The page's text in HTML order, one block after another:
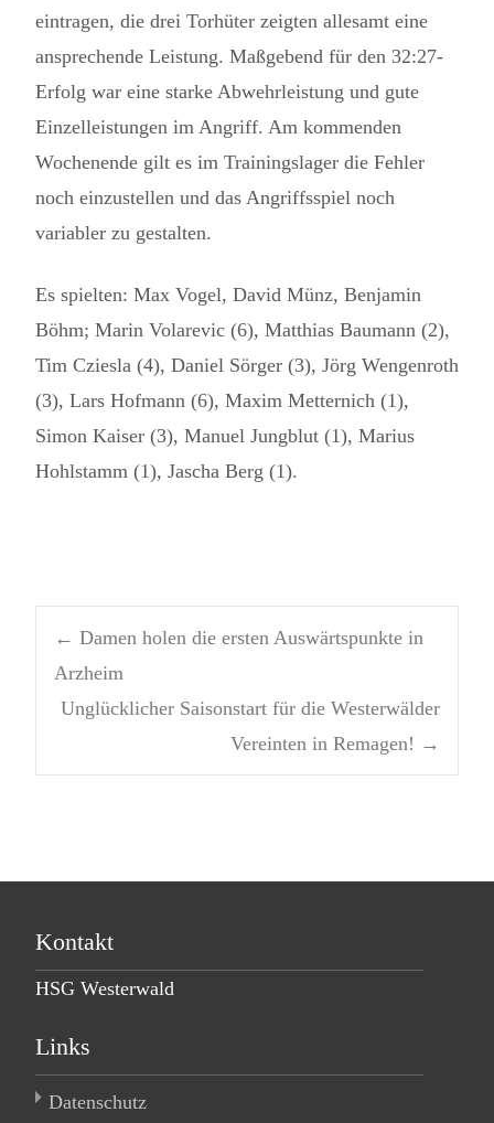
eintragen, die drei Torhüter zeigten allesamt eine
ansprechende Leistung. Maßgebend für den 32:27-
Erfolg war eine starke Abwehrleistung und gute
Einzelleistungen im Angriff. Am kommenden
Wochenende gilt es im Trainingslager die Fehler
noch einzustellen und das Angriffsspiel noch
variabler zu gestalten.
Es spielten: Max Vogel, David Münz, Benjamin
Böhm; Marin Volarevic (6), Matthias Baumann (2),
Tim Cziesla (4), Daniel Sörger (3), Jörg Wengenroth
(3), Lars Hofmann (6), Maxim Metternich (1),
Simon Kaiser (3), Manuel Jungblut (1), Marius
Hohlstamm (1), Jascha Berg (1).
Post navigation
← Damen holen die ersten Auswärtspunkte in
Arzheim
Unglücklicher Saisonstart für die Westerwälder
Vereinten in Remagen! →
Kontakt
HSG Westerwald
Links
Datenschutz